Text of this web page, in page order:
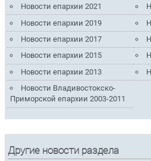
Новости епархии 2021
Новости епархии 2019
Новости епархии 2017
Новости епархии 2015
Новости епархии 2013
Новости Владивостокско-
Приморской епархии 2003-2011
Другие новости раздела